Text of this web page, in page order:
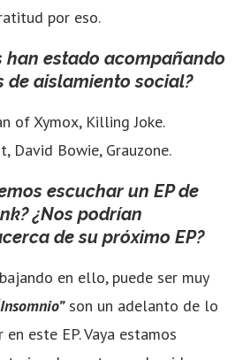
por eso.
han estado acompañando
de aislamiento social?
of Xymox, Killing Joke.
David Bowie, Grauzone.
escuchar un EP de
¿Nos podrían
de su próximo EP?
en ello, puede ser muy
son un adelanto de lo
este EP. Vaya estamos